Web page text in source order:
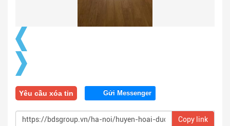
Yêu cầu xóa tin Gửi Messenger
Copy link